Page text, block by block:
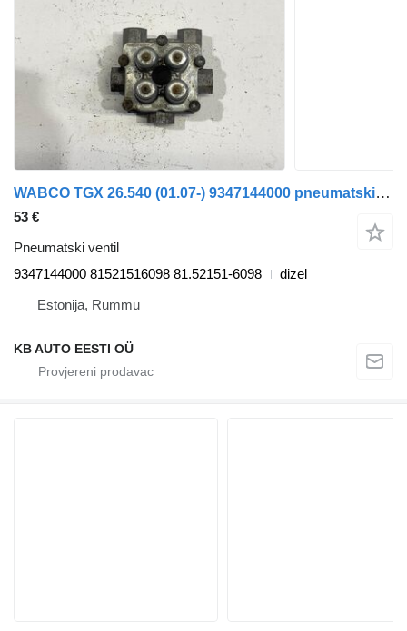
WABCO TGX 26.540 (01.07-) 9347144000 pneumatski ventil za MAN TGL, TGM, TGS, TGX (2005-2021) kamiona
53 €
Pneumatski ventil
9347144000 81521516098 81.52151-6098
dizel
Estonija, Rummu
KB AUTO EESTI OÜ